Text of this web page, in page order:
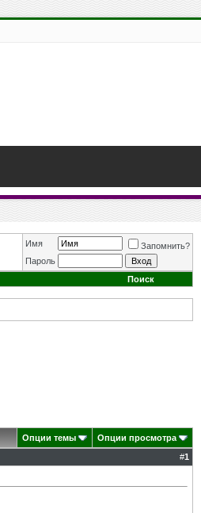
Имя
Запомнить?
Пароль
Поиск
Опции темы
Опции просмотра
#1